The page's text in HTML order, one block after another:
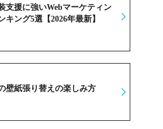
支援に強いWebマーケティン
キング5選【2026年最新】
壁紙張り替えの楽しみ方